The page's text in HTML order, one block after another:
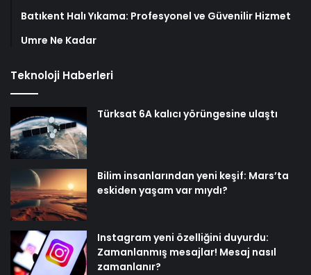
Batıkent Halı Yıkama: Profesyonel ve Güvenilir Hizmet
Umre Ne Kadar
Teknoloji Haberleri
Türksat 6A kalıcı yörüngesine ulaştı
Bilim insanlarından yeni keşif: Mars’ta
eskiden yaşam var mıydı?
Instagram yeni özelliğini duyurdu:
Zamanlanmış mesajlar! Mesaj nasıl
zamanlanır?